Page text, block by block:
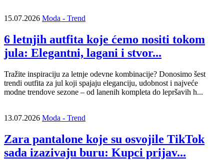
15.07.2026 Moda - Trend
6 letnjih autfita koje ćemo nositi tokom
jula: Elegantni, lagani i stvor...
Tražite inspiraciju za letnje odevne kombinacije? Donosimo šest
trendi outfita za jul koji spajaju eleganciju, udobnost i najveće
modne trendove sezone – od lanenih kompleta do lepršavih h...
13.07.2026 Moda - Trend
Zara pantalone koje su osvojile TikTok
sada izazivaju buru: Kupci prijav...